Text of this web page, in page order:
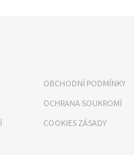
OBCHODNÍ PODMÍNKY
OCHRANA SOUKROMÍ
COOKIES ZÁSADY